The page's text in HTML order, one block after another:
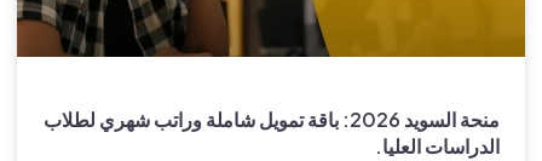
منحة السويد 2026: باقة تمويل شاملة وراتب شهري لطلاب
الدراسات العليا.